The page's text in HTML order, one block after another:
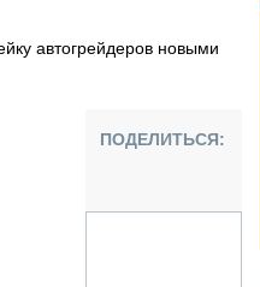
ТЕХНИКА
ТРАНСПОРТ
автогрейдеров новыми
ПОДЕЛИТЬСЯ: